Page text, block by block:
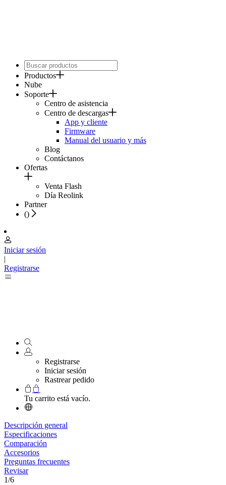
Productos
Nube
Soporte
Centro de asistencia
Centro de descargas
App y cliente
Firmware
Manual del usuario y más
Blog
Contáctanos
Ofertas
Venta Flash
Día Reolink
Partner
()
Iniciar sesión
|
Registrarse
Registrarse
Iniciar sesión
Rastrear pedido
Tu carrito está vacío.
Descripción general
Especificaciones
Comparación
Accesorios
Preguntas frecuentes
Revisar
1/6